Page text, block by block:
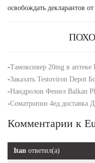
освобождать декларантов от
-Тамоксивер 20mg в аптеке
-Заказать Testoviron Depot
-Нандролон Фенил Balkan
-Cоматропин 4ед доставка
Комментарии к
Itan ответил(а)